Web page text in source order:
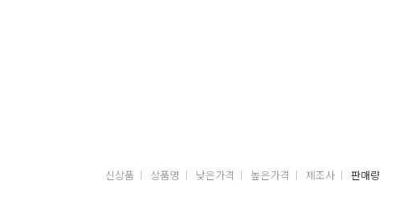
신상품 상품명 낮은가격 높은가격 제조사 판매량